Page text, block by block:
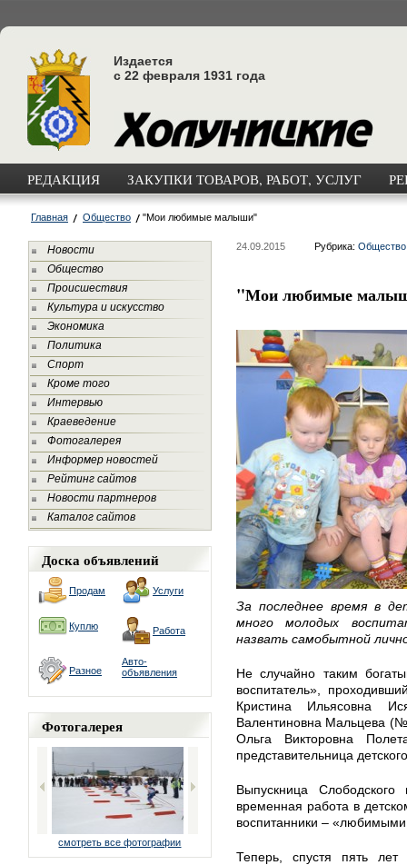
Издается
с 22 февраля 1931 года
РЕДАКЦИЯ ЗАКУПКИ ТОВАРОВ, РАБОТ, УСЛУГ
Главная Общество "Мои любимые малыши"
Новости
Общество
Происшествия
Культура и искусство
Экономика
Политика
Спорт
Кроме того
Интервью
Краеведение
Фотогалерея
Информер новостей
Рейтинг сайтов
Новости партнеров
Каталог сайтов
Доска объявлений
Продам Услуги
Куплю Работа
Разное
Авто-
объявления
Фотогалерея
смотреть все фотографии
24.09.2015 Рубрика: Общество
"Мои любимые
За последнее время в
много молодых
назвать самобытной
Не случайно таким
воспитатель»,
Кристина Ильясовна
Валентиновна Мальцева
Ольга Викторовна
представительница
Выпускница
временная работа в
воспитанники –
Теперь, спустя пять лет